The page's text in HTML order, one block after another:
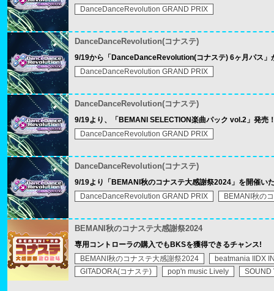
DanceDanceRevolution GRAND PRIX
DanceDanceRevolution(コナステ)
9/19から「DanceDanceRevolution(コナステ) 6ヶ月パス」
DanceDanceRevolution GRAND PRIX
DanceDanceRevolution(コナステ)
9/19より、「BEMANI SELECTION楽曲パック vol.2」発売
DanceDanceRevolution GRAND PRIX
DanceDanceRevolution(コナステ)
9/19より「BEMANI秋のコナステ大感謝祭2024」を開催い
DanceDanceRevolution GRAND PRIX
BEMANI秋の
BEMANI秋のコナステ大感謝祭2024
専用コントローラの購入でもBKSを獲得できるチャンス!
BEMANI秋のコナステ大感謝祭2024
beatmania IIDX
GITADORA(コナステ)
pop'n music Lively SOUND